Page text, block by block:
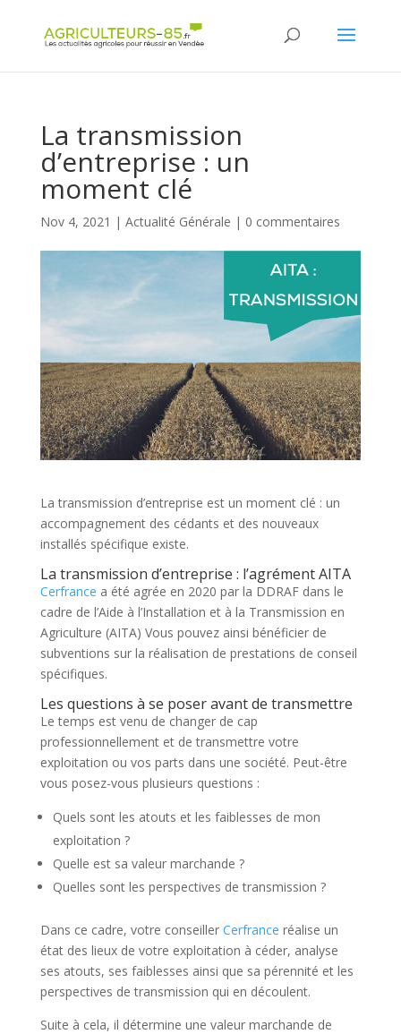
La transmission
d’entreprise : un
moment clé
Nov 4, 2021 | Actualité Générale | 0 commentaires
La transmission d’entreprise est un moment clé : un
accompagnement des cédants et des nouveaux
installés spécifique existe.
La transmission d’entreprise : l’agrément AITA
Cerfrance a été agrée en 2020 par la DDRAF dans le
cadre de l’Aide à l’Installation et à la Transmission en
Agriculture (AITA) Vous pouvez ainsi bénéficier de
subventions sur la réalisation de prestations de conseil
spécifiques.
Les questions à se poser avant de transmettre
Le temps est venu de changer de cap
professionnellement et de transmettre votre
exploitation ou vos parts dans une société. Peut-être
vous posez-vous plusieurs questions :
Quels sont les atouts et les faiblesses de mon
exploitation ?
Quelle est sa valeur marchande ?
Quelles sont les perspectives de transmission ?
Dans ce cadre, votre conseiller Cerfrance réalise un
état des lieux de votre exploitation à céder, analyse
ses atouts, ses faiblesses ainsi que sa pérennité et les
perspectives de transmission qui en découlent.
Suite à cela, il détermine une valeur marchande de